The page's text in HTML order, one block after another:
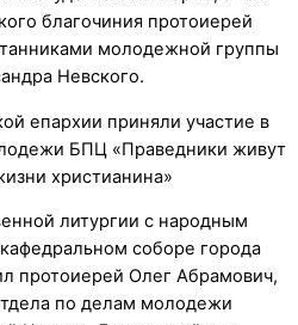
благочиния протоиерей
молодежной группы
Невского.
литургии с народным
соборе города
протоиерей Олег Абрамович,
по делам молодежи